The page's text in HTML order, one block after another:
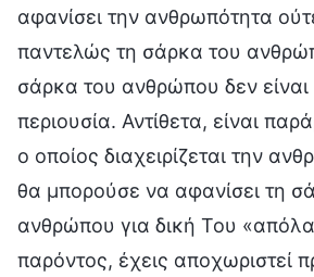
αφανίσει την ανθρωπότητα
παντελώς τη σάρκα του
σάρκα του ανθρώπου δεν είναι
περιουσία. Αντίθετα, είναι
ο οποίος διαχειρίζεται την
θα μπορούσε να αφανίσει τη
ανθρώπου για δική Του
παρόντος, έχεις αποχωριστεί